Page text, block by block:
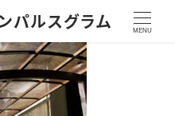
パルスグラム MENU